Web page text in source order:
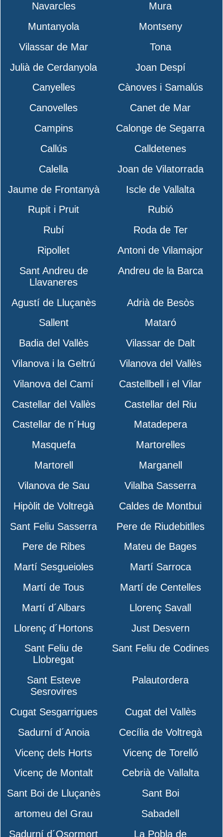
Navarcles
Mura
Muntanyola
Montseny
Vilassar de Mar
Tona
Julià de Cerdanyola
Joan Despí
Canyelles
Cànoves i Samalús
Canovelles
Canet de Mar
Campins
Calonge de Segarra
Callús
Calldetenes
Calella
Joan de Vilatorrada
Jaume de Frontanyà
Iscle de Vallalta
Rupit i Pruit
Rubió
Rubí
Roda de Ter
Ripollet
Antoni de Vilamajor
Sant Andreu de
Llavaneres
Andreu de la Barca
Agustí de Lluçanès
Adrià de Besòs
Sallent
Mataró
Badia del Vallès
Vilassar de Dalt
Vilanova i la Geltrú
Vilanova del Vallès
Vilanova del Camí
Castellbell i el Vilar
Castellar del Vallès
Castellar del Riu
Castellar de n´Hug
Matadepera
Masquefa
Martorelles
Martorell
Marganell
Vilanova de Sau
Vilalba Sasserra
Hipòlit de Voltregà
Caldes de Montbui
Sant Feliu Sasserra
Pere de Riudebitlles
Pere de Ribes
Mateu de Bages
Martí Sesgueioles
Martí Sarroca
Martí de Tous
Martí de Centelles
Martí d´Albars
Llorenç Savall
Llorenç d´Hortons
Just Desvern
Sant Feliu de
Llobregat
Sant Feliu de Codines
Sant Esteve
Sesrovires
Palautordera
Cugat Sesgarrigues
Cugat del Vallès
Sadurní d´Anoia
Cecília de Voltregà
Vicenç dels Horts
Vicenç de Torelló
Vicenç de Montalt
Cebrià de Vallalta
Sant Boi de Lluçanès
Sant Boi
artomeu del Grau
Sabadell
Sadurní d´Osormort
La Pobla de